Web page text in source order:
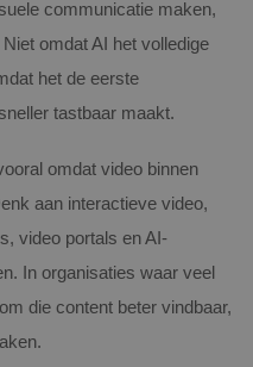
communicatie maken,
omdat AI het volledige
het de eerste
tastbaar maakt.
omdat video binnen
aan interactieve video,
video portals en AI-
In organisaties waar veel
die content beter vindbaar,